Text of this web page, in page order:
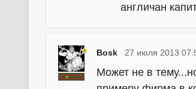
англичан
Bosk 27 июля 2013
Может не в